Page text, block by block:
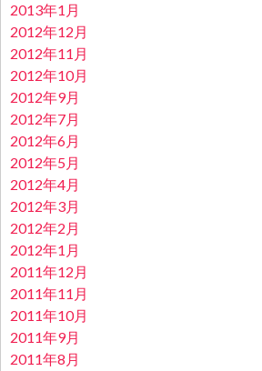
2013年1月
2012年12月
2012年11月
2012年10月
2012年9月
2012年7月
2012年6月
2012年5月
2012年4月
2012年3月
2012年2月
2012年1月
2011年12月
2011年11月
2011年10月
2011年9月
2011年8月